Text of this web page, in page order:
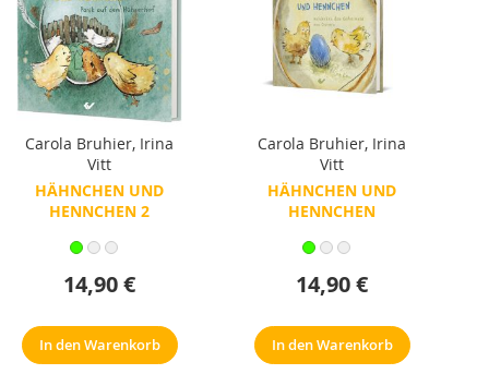
Carola Bruhier, Irina
Vitt
HÄHNCHEN UND
HENNCHEN 2
14,90 €
In den Warenkorb
Carola Bruhier, Irina
Vitt
HÄHNCHEN UND
HENNCHEN
14,90 €
In den Warenkorb